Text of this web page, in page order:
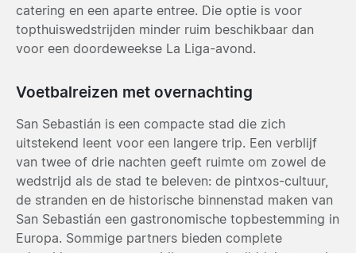
catering en een aparte entree. Die optie is voor
topthuiswedstrijden minder ruim beschikbaar dan
voor een doordeweekse La Liga-avond.
Voetbalreizen met overnachting
San Sebastián is een compacte stad die zich
uitstekend leent voor een langere trip. Een verblijf
van twee of drie nachten geeft ruimte om zowel de
wedstrijd als de stad te beleven: de pintxos-cultuur,
de stranden en de historische binnenstad maken van
San Sebastián een gastronomische topbestemming in
Europa. Sommige partners bieden complete